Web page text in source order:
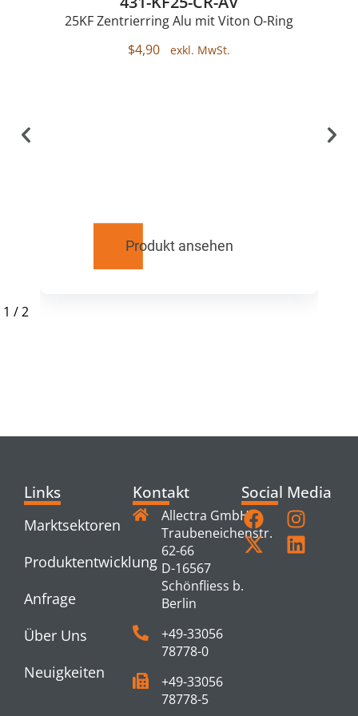
25KF Zentrierring Alu mit Viton O-Ring
$4,90
Produkt ansehen
1 /2
Links
Marktsektoren
Produktentwicklung
Anfrage
Über Uns
Neuigkeiten
Kontakt
Allectra GmbH
Traubeneichenstr.
62-66
D-16567
Schönfliess b.
Berlin
+49-33056
78778-0
+49-33056
78778-5
Social Media